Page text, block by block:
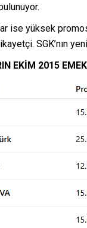
ise yüksek
SGK’nın
EKİM 2015